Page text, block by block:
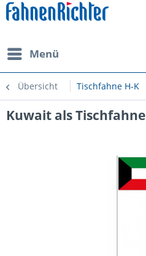
Menü
Übersicht Tischfahne H-K
Kuwait als Tischfahne